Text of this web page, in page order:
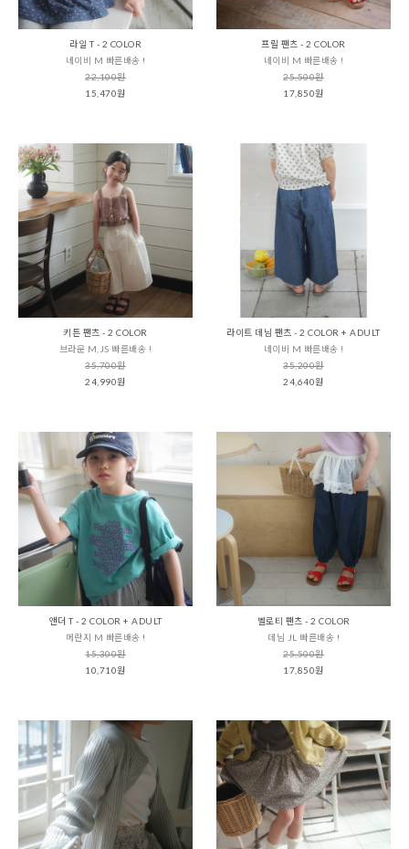
라일 T - 2 COLOR
네이비 M 빠른배송 !
22,100원
15,470원
프릴 팬츠 - 2 COLOR
네이비 M 빠른배송 !
25,500원
17,850원
키튼 팬츠 - 2 COLOR
브라운 M,JS 빠른배송 !
35,700원
24,990원
라이트 데님 팬츠 - 2 COLOR + ADULT
네이비 M 빠른배송 !
35,200원
24,640원
앤더 T - 2 COLOR + ADULT
메란지 M 빠른배송 !
15,300원
10,710원
벨로티 팬츠 - 2 COLOR
데님 JL 빠른배송 !
25,500원
17,850원